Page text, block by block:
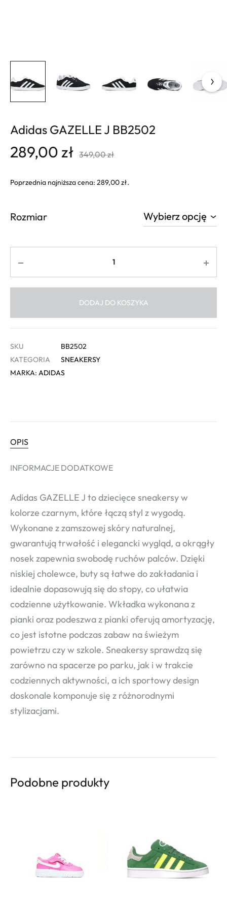
Adidas GAZELLE J BB2502
289,00zł 349,00zł
Poprzednia najniższa cena: 289,00zł.
Rozmiar
DODAJ DO KOSZYKA
SKU
BB2502
KATEGORIA
SNEAKERSY
MARKA: ADIDAS
OPIS
INFORMACJE DODATKOWE
Adidas GAZELLE J to dziecięce sneakersy w
kolorze czarnym, które łączą styl z wygodą.
Wykonane z zamszowej skóry naturalnej,
gwarantują trwałość i elegancki wygląd, a okrągły
nosek zapewnia swobodę ruchów palców. Dzięki
niskiej cholewce, buty są łatwe do zakładania i
idealnie dopasowują się do stopy, co ułatwia
codzienne użytkowanie. Wkładka wykonana z
pianki oraz podeszwa z pianki oferują amortyzację,
co jest istotne podczas zabaw na świeżym
powietrzu czy w szkole. Sneakersy sprawdzą się
zarówno na spacerze po parku, jak i w trakcie
codziennych aktywności, a ich sportowy design
doskonale komponuje się z różnorodnymi
stylizacjami.
Podobne produkty